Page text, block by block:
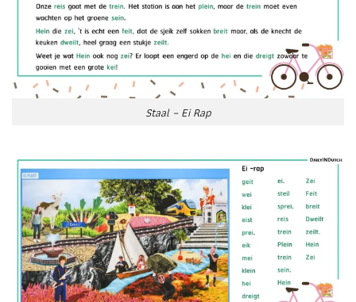
Staal – Ei Rap